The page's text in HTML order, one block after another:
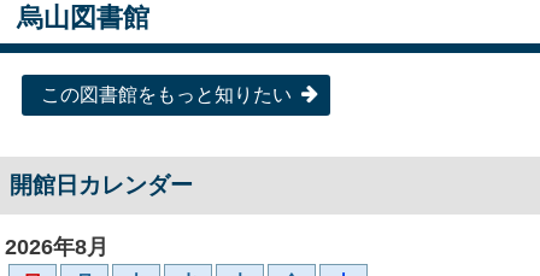
烏山図書館
この図書館をもっと知りたい
開館日カレンダー
2026年8月